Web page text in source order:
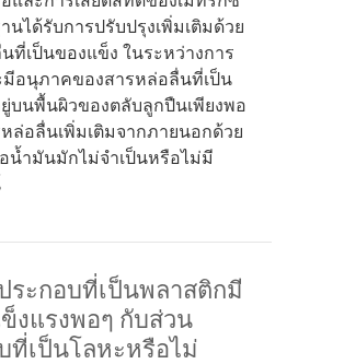
นได้รับการปรับปรุงเพิ่มเติมด้วย
ที่เป็นของแข็ง ในระหว่างการ
มีอนุภาคของสารหล่อลื่นที่เป็น
บนพื้นผิวของตลับลูกปืนเพียงพอ
หล่อลื่นเพิ่มเติมจากภายนอกด้วย
น้ำมันมักไม่จำเป็นหรือไม่มี
ระกอบที่เป็นพลาสติกมี
งแรงพอๆ กับส่วน
ที่เป็นโลหะหรือไม่